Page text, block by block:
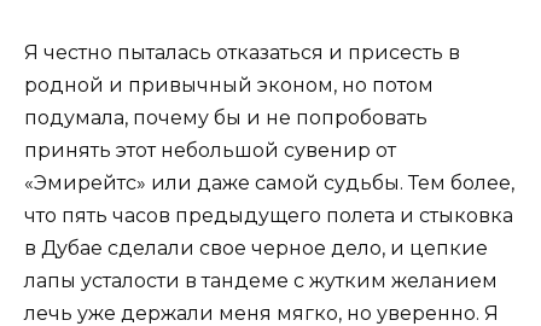
Я честно пыталась отказаться и присесть в
родной и привычный эконом, но потом
подумала, почему бы и не попробовать
принять этот небольшой сувенир от
«Эмирейтс» или даже самой судьбы. Тем более,
что пять часов предыдущего полета и стыковка
в Дубае сделали свое черное дело, и цепкие
лапы усталости в тандеме с жутким желанием
лечь уже держали меня мягко, но уверенно. Я